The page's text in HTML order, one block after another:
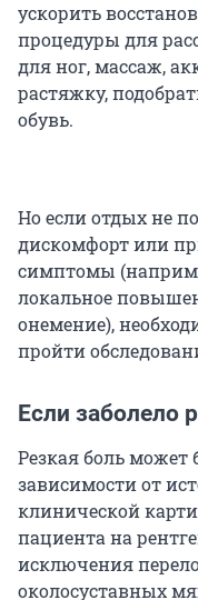
ускорить
процедуры для
для ног, массаж,
растяжку,
обувь.
Но если отдых не
дискомфорт или
симптомы
локальное
онемение),
пройти
Если заболело
Резкая боль может
зависимости от
клинической
пациента на
исключения
околосуставных